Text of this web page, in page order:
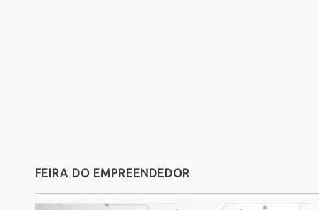
FEIRA DO EMPREENDEDOR